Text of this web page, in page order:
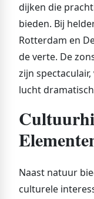
dijken die
bieden. Bij
Rotterdam en
de verte. De
zijn
lucht
Naast natuur
culturele